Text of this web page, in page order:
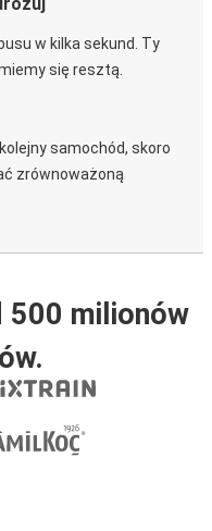
w kilka sekund. Ty
się resztą.
samochód, skoro
zrównoważoną
500 milionów